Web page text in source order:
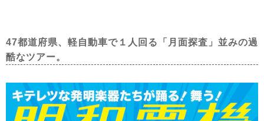
47都道府県、軽自動車で１人回る「月面探査」並みの過
酷なツアー。